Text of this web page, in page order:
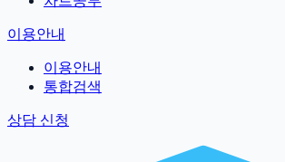
이용안내
이용안내
통합검색
상담 신청